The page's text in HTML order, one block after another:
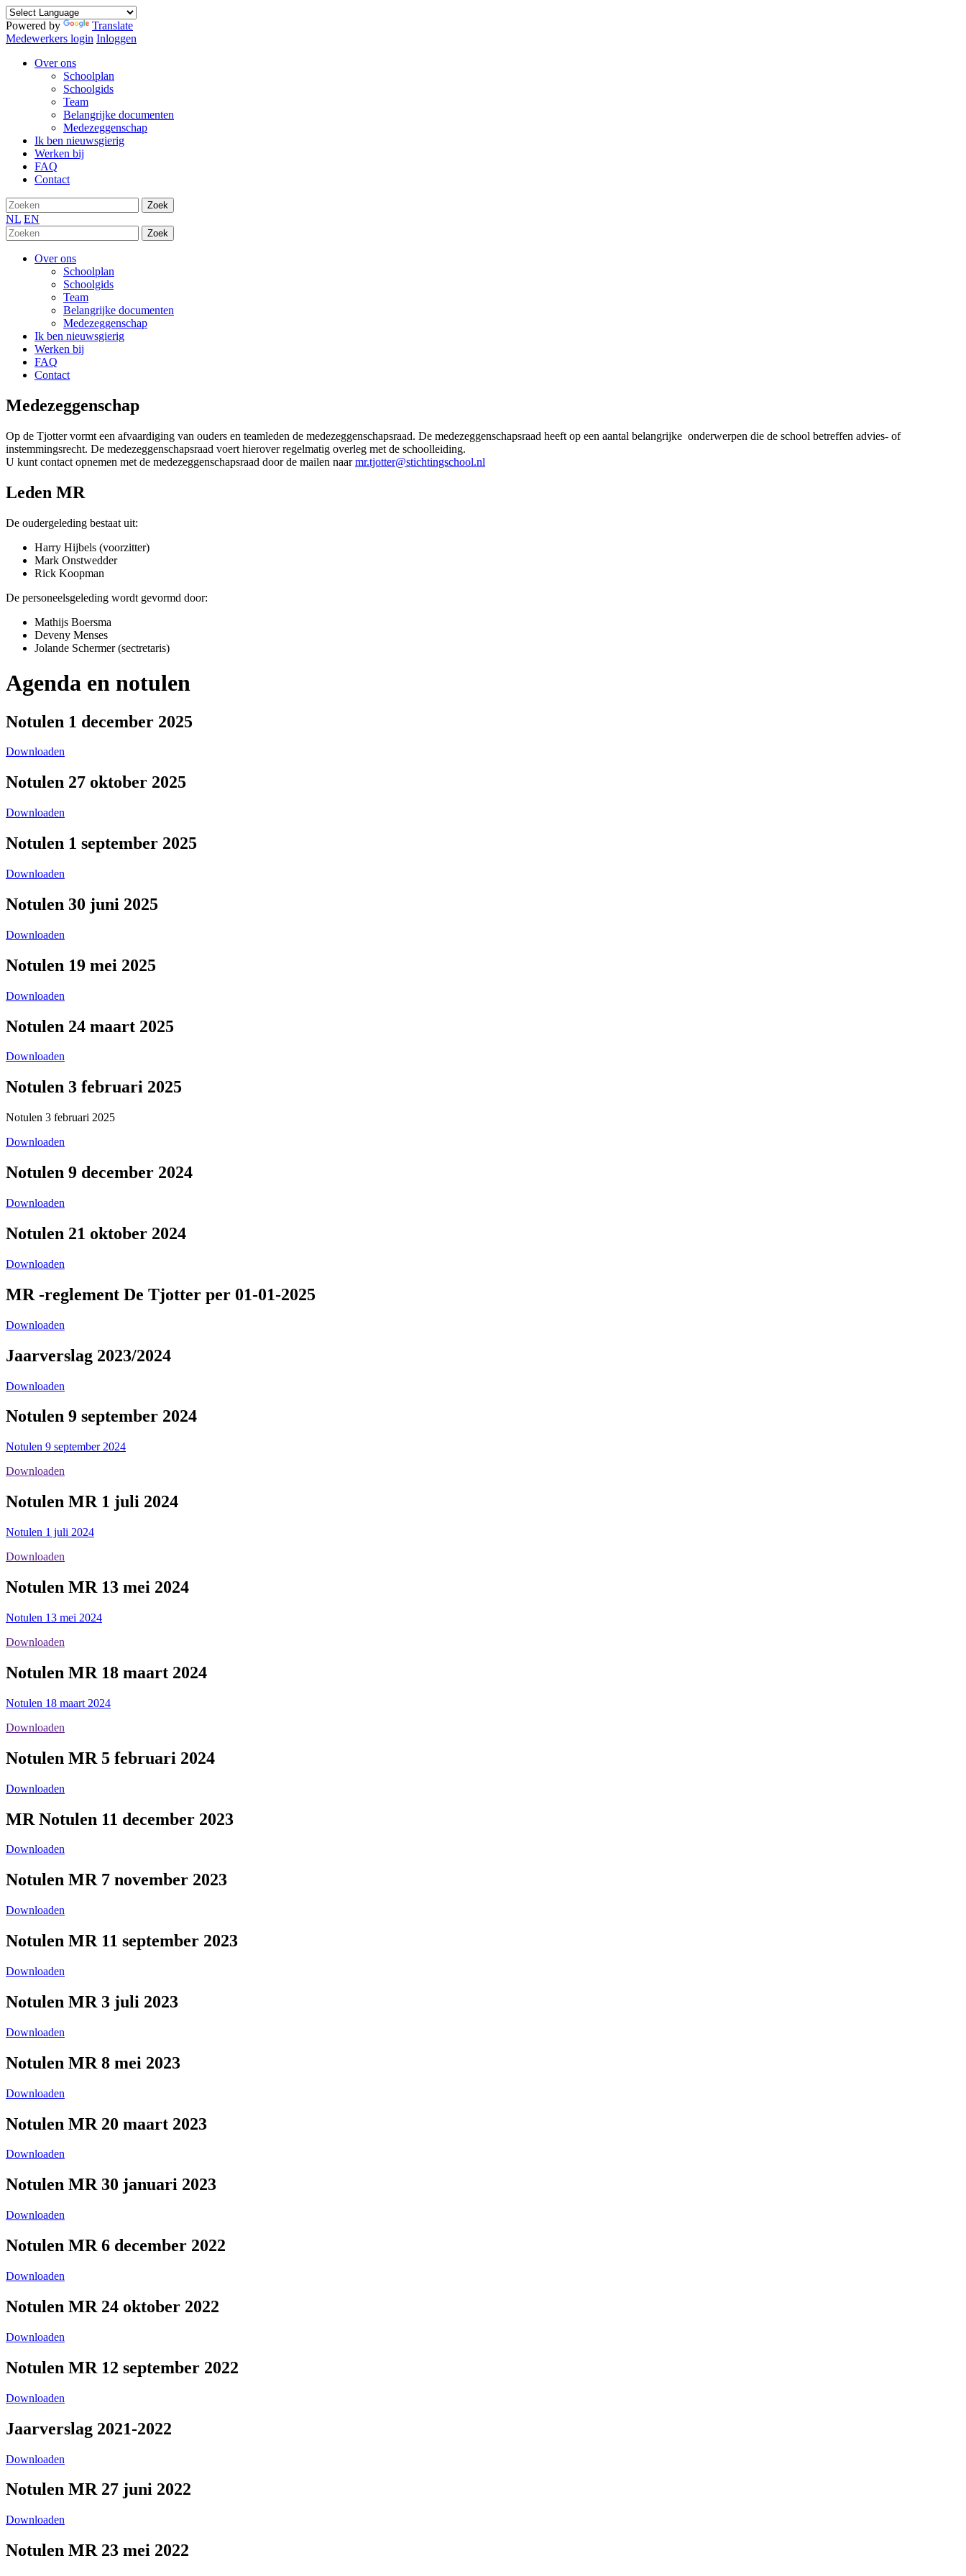
Powered by
Translate
Medewerkers login Inloggen
Over ons
Schoolplan
Schoolgids
Team
Belangrijke documenten
Medezeggenschap
Ik ben nieuwsgierig
Werken bij
FAQ
Contact
Zoek
NL EN
Zoek
Over ons
Schoolplan
Schoolgids
Team
Belangrijke documenten
Medezeggenschap
Ik ben nieuwsgierig
Werken bij
FAQ
Contact
Medezeggenschap
Op de Tjotter vormt een afvaardiging van ouders en teamleden de medezeggenschapsraad. De medezeggenschapsraad heeft op een aantal belangrijke onderwerpen die de school betreffen advies- of
instemmingsrecht. De medezeggenschapsraad voert hierover regelmatig overleg met de schoolleiding.
U kunt contact opnemen met de medezeggenschapsraad door de mailen naarmr.tjotter@stichtingschool.nl
Leden MR
De oudergeleding bestaat uit:
Harry Hijbels (voorzitter)
Mark Onstwedder
Rick Koopman
De personeelsgeleding wordt gevormd door:
Mathijs Boersma
Deveny Menses
Jolande Schermer (sectretaris)
Agenda en notulen
Notulen 1 december 2025
Downloaden
Notulen 27 oktober 2025
Downloaden
Notulen 1 september 2025
Downloaden
Notulen 30 juni 2025
Downloaden
Notulen 19 mei 2025
Downloaden
Notulen 24 maart 2025
Downloaden
Notulen 3 februari 2025
Notulen 3 februari 2025
Downloaden
Notulen 9 december 2024
Downloaden
Notulen 21 oktober 2024
Downloaden
MR -reglement De Tjotter per 01-01-2025
Downloaden
Jaarverslag 2023/2024
Downloaden
Notulen 9 september 2024
Notulen 9 september 2024
Downloaden
Notulen MR 1 juli 2024
Notulen 1 juli 2024
Downloaden
Notulen MR 13 mei 2024
Notulen 13 mei 2024
Downloaden
Notulen MR 18 maart 2024
Notulen 18 maart 2024
Downloaden
Notulen MR 5 februari 2024
Downloaden
MR Notulen 11 december 2023
Downloaden
Notulen MR 7 november 2023
Downloaden
Notulen MR 11 september 2023
Downloaden
Notulen MR 3 juli 2023
Downloaden
Notulen MR 8 mei 2023
Downloaden
Notulen MR 20 maart 2023
Downloaden
Notulen MR 30 januari 2023
Downloaden
Notulen MR 6 december 2022
Downloaden
Notulen MR 24 oktober 2022
Downloaden
Notulen MR 12 september 2022
Downloaden
Jaarverslag 2021-2022
Downloaden
Notulen MR 27 juni 2022
Downloaden
Notulen MR 23 mei 2022